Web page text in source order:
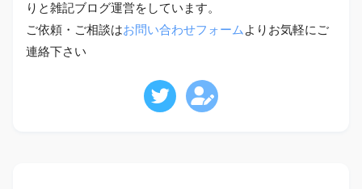
りと雑記ブログ運営をしています。
ご依頼・ご相談はお問い合わせフォーム よりお気軽にご
連絡下さい